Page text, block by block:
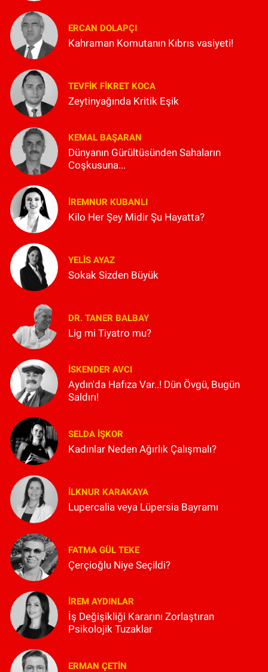
ERCAN DOLAPÇI
Kahraman Komutanın Kıbrıs vasiyeti!
TEVFIK FIKRET KOCA
Zeytinyağında Kritik Eşik
KEMAL BAŞARAN
Dünyanın Gürültüsünden Sahaların
Coşkusuna...
İREMNUR KUBANLI
Kilo Her Şey Midir Şu Hayatta?
YELIS AYAZ
Sokak Sizden Büyük
DR. TANER BALBAY
Lig mi Tiyatro mu?
İSKENDER AVCI
Aydın'da Hafıza Var..! Dün Övgü, Bugün
Saldırı!
SELDA İŞKOR
Kadınlar Neden Ağırlık Çalışmalı?
İLKNUR KARAKAYA
Lupercalia veya Lüpersia Bayramı
FATMA GÜL TEKE
Çerçioğlu Niye Seçildi?
İREM AYDINLAR
İş Değişikliği Kararını Zorlaştıran
Psikolojik Tuzaklar
ERMAN ÇETIN